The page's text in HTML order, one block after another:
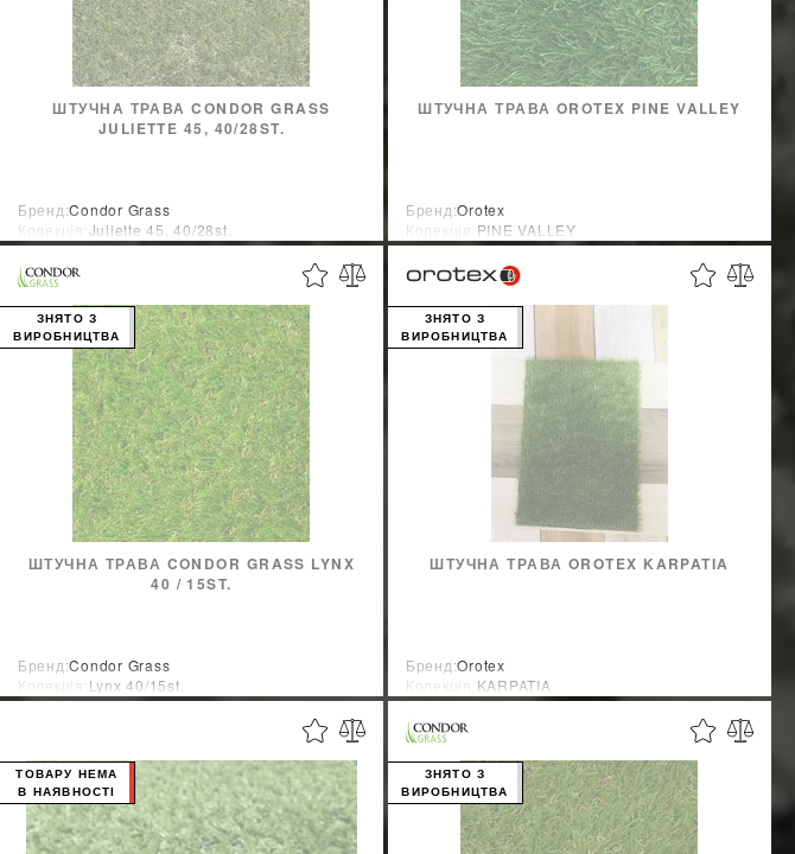
ШТУЧНА ТРАВА CONDOR GRASS
JULIETTE 45, 40/28ST.
Бренд:Condor Grass
Колекція:Juliette 45, 40/28st.
Країна-виробник:Нидерланды
ШТУЧНА ТРАВА OROTEX PINE VALLEY
Бренд:Orotex
Колекція:PINE VALLEY
Країна-виробник:Бельгия
ШТУЧНА ТРАВА CONDOR GRASS LYNX
40 / 15ST.
ЗНЯТО З
ВИРОБНИЦТВА
Бренд:Condor Grass
Колекція:Lynx 40/15st.
Країна-виробник:Нидерланды
ШТУЧНА ТРАВА OROTEX KARPATIA
ЗНЯТО З
ВИРОБНИЦТВА
Бренд:Orotex
Колекція:KARPATIA
Країна-виробник:Бельгия
ТОВАРУ НЕМА
В НАЯВНОСТІ
ЗНЯТО З
ВИРОБНИЦТВА